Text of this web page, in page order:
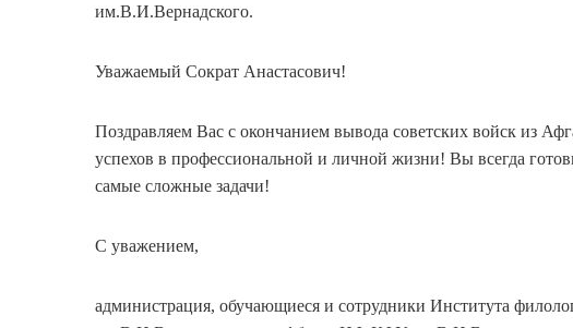
им.В.И.Вернадского.
Уважаемый Сократ Анастасович!
Поздравляем Вас с окончанием вывода советских войск из
успехов в профессиональной и личной жизни! Вы всегда
самые сложные задачи!
С уважением,
администрация, обучающиеся и сотрудники Института